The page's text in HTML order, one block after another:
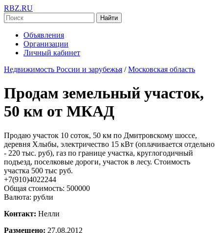
RBZ.RU
Найти
Объявления
Организации
Личный кабинет
Недвижимость России и зарубежья / Московская область
Продам земельный участок,
50 км от МКАД
Продаю участок 10 соток, 50 км по Дмитровскому шоссе,
деревня Хлыбы, электричество 15 кВт (оплачивается отдельно
- 220 тыс. руб), газ по границе участка, круглогодичный
подъезд, поселковые дороги, участок в лесу. Стоимость
участка 500 тыс руб.
+7(910)4022244
Общая стоимость: 500000
Валюта: рубли
Контакт: Нелли
Размещено: 27.08.2012